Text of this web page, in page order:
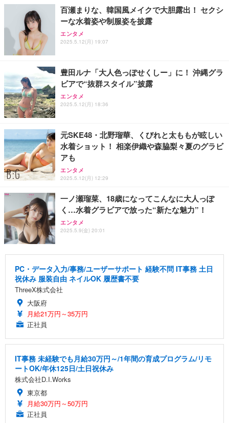
百瀬まりな、韓国風メイクで大胆露出！ セクシ
ーな水着姿や制服姿を披露
エンタメ
2025.5.12(月) 19:07
豊田ルナ「大人色っぽせくしー」に！ 沖縄グラ
ビアで“抜群スタイル”披露
エンタメ
2025.5.12(月) 18:36
元SKE48・北野瑠華、くびれと太ももが眩しい
水着ショット！ 相楽伊織や森脇梨々夏のグラビ
アも
エンタメ
2025.5.12(月) 12:29
一ノ瀬瑠菜、18歳になってこんなに大人っぽ
く…水着グラビアで放った“新たな魅力”！
エンタメ
2025.5.9(金) 20:01
PC・データ入力/事務/ユーザーサポート 経験不問 IT事務 土日
祝休み 服装自由 ネイルOK 履歴書不要
ThreeX株式会社
大阪府
月給21万円～35万円
正社員
IT事務 未経験でも月給30万円～/1年間の育成プログラム/リモ
ートOK/年休125日/土日祝休み
株式会社D.I.Works
東京都
月給30万円～50万円
正社員